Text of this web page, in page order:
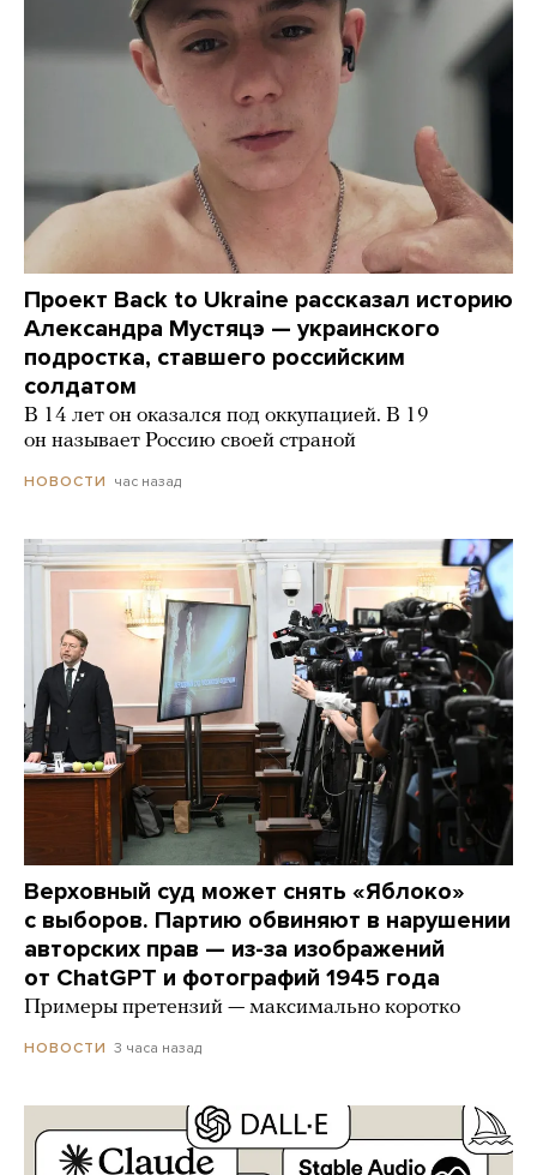
Проект Back to Ukraine рассказал историю
Александра Мустяцэ — украинского
подростка, ставшего российским
солдатом
В 14 лет он оказался под оккупацией. В 19
он называет Россию своей страной
НОВОСТИ час назад
Верховный суд может снять «Яблоко»
с выборов. Партию обвиняют в нарушении
авторских прав — из-за изображений
от ChatGPT и фотографий 1945 года
Примеры претензий — максимально коротко
НОВОСТИ 3 часа назад